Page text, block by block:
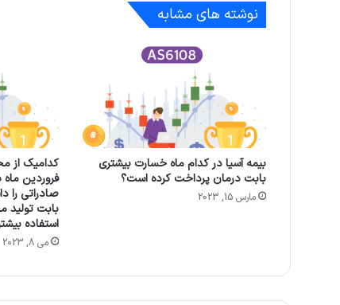
نوشته های مشابه
بیمه آسیا در کدام ماه خسارت بیشتری
بابت درمان پرداخت کرده است؟
مارس 15, 2023
کدامیک از
فروردین
صادراتی را
بابت تولید
استفاده
می 8, 2023